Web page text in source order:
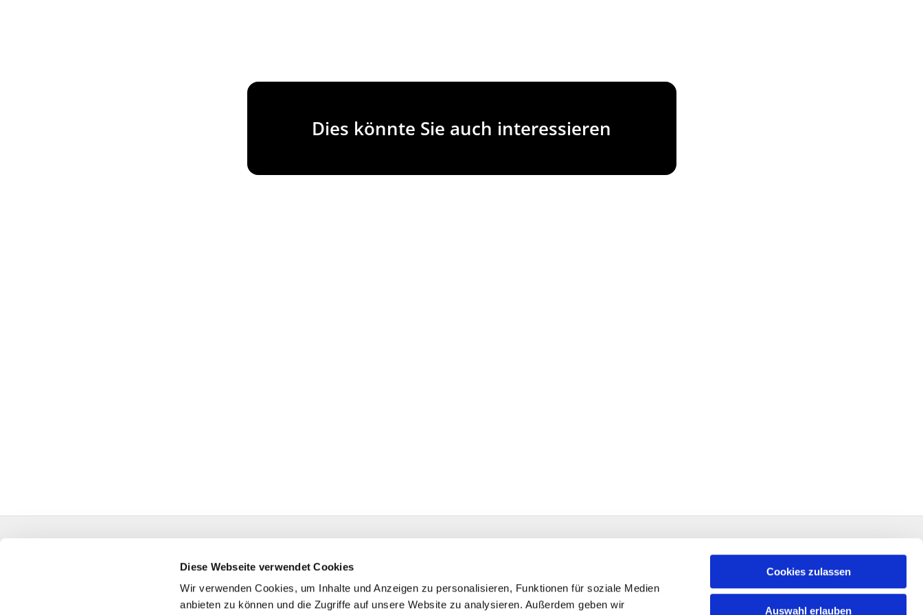
Diese Webseite verwendet Cookies
Wir verwenden Cookies, um Inhalte und Anzeigen zu personalisieren, Funktionen für soziale Medien
anbieten zu können und die Zugriffe auf unsere Website zu analysieren. Außerdem geben wir
Cookies zulassen
Auswahl erlauben
Dies könnte Sie auch interessieren
HA-KG-Hagen-Auferstehung@kk-ekvw.de